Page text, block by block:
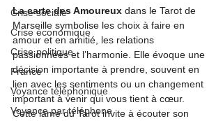
Crise sociale
Crise économique
Crise politique
France
Voyance téléphonique
Voyance par téléphone
La carte des Amoureux dans le Tarot de
Marseille symbolise les choix à faire en
amour et en amitié, les relations
passionnées et l’harmonie. Elle évoque une
décision importante à prendre, souvent en
lien avec les sentiments ou un changement
important à venir qui vous tient à cœur.
Cette lame du Tarot invite à écouter son